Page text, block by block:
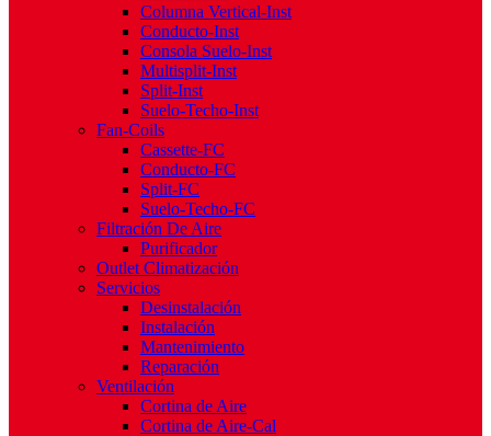
Columna Vertical-Inst
Conducto-Inst
Consola Suelo-Inst
Multisplit-Inst
Split-Inst
Suelo-Techo-Inst
Fan-Coils
Cassette-FC
Conducto-FC
Split-FC
Suelo-Techo-FC
Filtración De Aire
Purificador
Outlet Climatización
Servicios
Desinstalación
Instalación
Mantenimiento
Reparación
Ventilación
Cortina de Aire
Cortina de Aire-Cal